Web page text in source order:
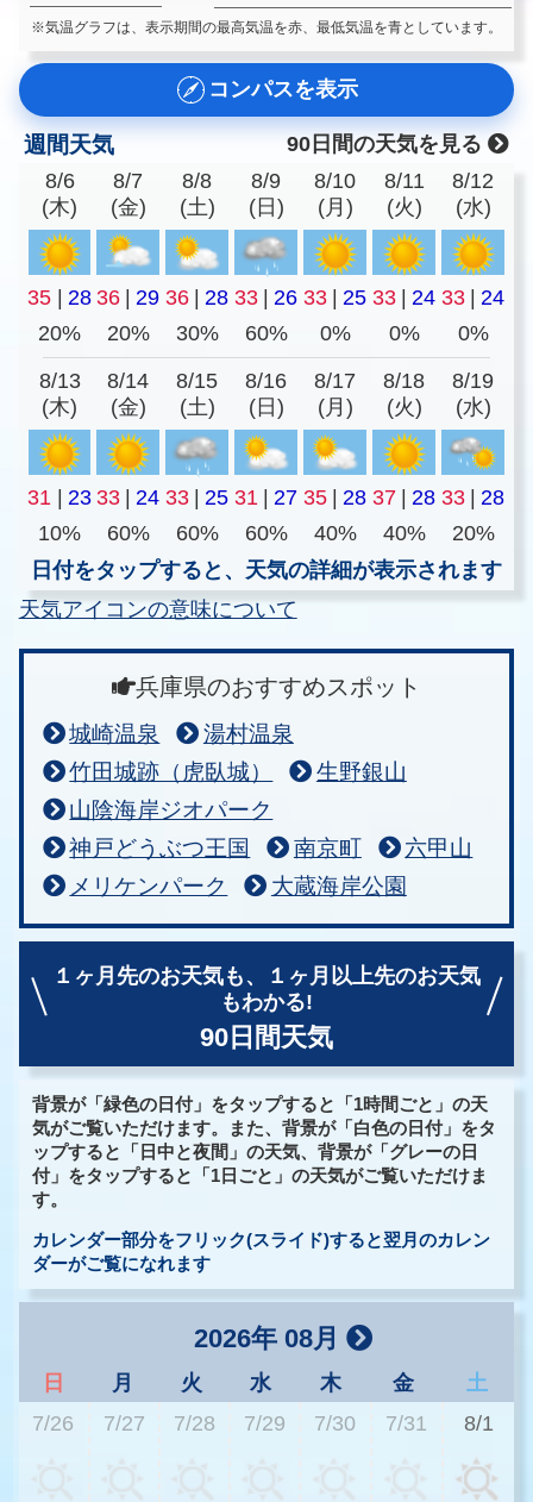
※気温グラフは、表示期間の最高気温を赤、最低気温を青としています。
コンパスを表示
週間天気
90日間の天気を見る
8/6
(木)
8/7
(金)
8/8
(土)
8/9
(日)
8/10
(月)
8/11
(火)
8/12
(水)
35 28 36 29 36 28 33 26 33 25 33 24 33
24
20%
20% 30% 60% 0% 0% 0%
8/13
(木)
8/14
(金)
8/15
(土)
8/16
(日)
8/17
(月)
8/18
(火)
8/19
(水)
31 23 33 24 33 25 31 27 35 28 37 28 33
28
10%
60% 60% 60% 40% 40%
20%
日付をタップすると、天気の詳細が表示されます
天気アイコンの意味について
兵庫県のおすすめスポット
城崎温泉
湯村温泉
竹田城跡（虎臥城）
生野銀山
山陰海岸ジオパーク
神戸どうぶつ王国
南京町
六甲山
メリケンパーク
大蔵海岸公園
１ヶ月先のお天気も、
１ヶ月以上先のお天気
もわかる!
90日間天気
背景が「緑色の日付」をタップすると「1時間ごと」の天
気がご覧いただけます。また、背景が「白色の日付」をタ
ップすると「日中と夜間」の天気、背景が「グレーの日
付」をタップすると「1日ごと」の天気がご覧いただけま
す。
カレンダー部分をフリック(スライド)すると翌月のカレン
ダーがご覧になれます
2026年 08月
日 月 火 水 木 金
土
7/26
7/27 7/28 7/29 7/30 7/31 8/1